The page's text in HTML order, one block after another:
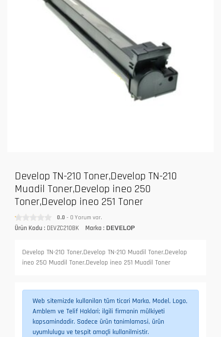
Develop TN-210 Toner,Develop TN-210
Muadil Toner,Develop ineo 250
Toner,Develop ineo 251 Toner
0.0 - 0 Yorum var.
Ürün Kodu : DEVZC210BK Marka : DEVELOP
Develop TN-210 Toner,Develop TN-210 Muadil Toner,Develop
ineo 250 Muadil Toner,Develop ineo 251 Muadil Toner
Web sitemizde kullanilan tüm ticari Marka, Model, Logo,
Amblem ve Telif Haklari; ilgili firmanin mülkiyeti
kapsamindadir. Sadece ürün tanimlamasi, ürün
uyumlulugu ve tespit amaçli kullanilmistir.